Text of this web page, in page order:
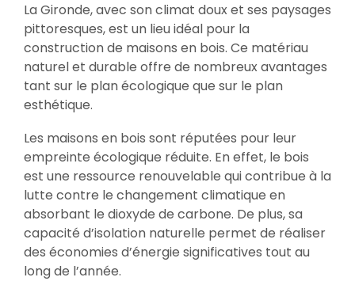
La Gironde, avec son climat doux et ses paysages
pittoresques, est un lieu idéal pour la
construction de maisons en bois. Ce matériau
naturel et durable offre de nombreux avantages
tant sur le plan écologique que sur le plan
esthétique.
Les maisons en bois sont réputées pour leur
empreinte écologique réduite. En effet, le bois
est une ressource renouvelable qui contribue à la
lutte contre le changement climatique en
absorbant le dioxyde de carbone. De plus, sa
capacité d’isolation naturelle permet de réaliser
des économies d’énergie significatives tout au
long de l’année.